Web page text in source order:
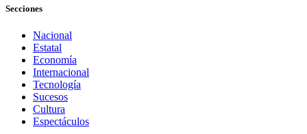
Secciones
Nacional
Estatal
Economía
Internacional
Tecnología
Sucesos
Cultura
Espectáculos